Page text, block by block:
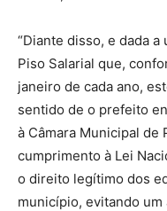
“Diante disso, e dada
Piso Salarial que,
janeiro de cada ano,
sentido de o prefeito
à Câmara Municipal de
cumprimento à Lei
o direito legítimo dos
município, evitando